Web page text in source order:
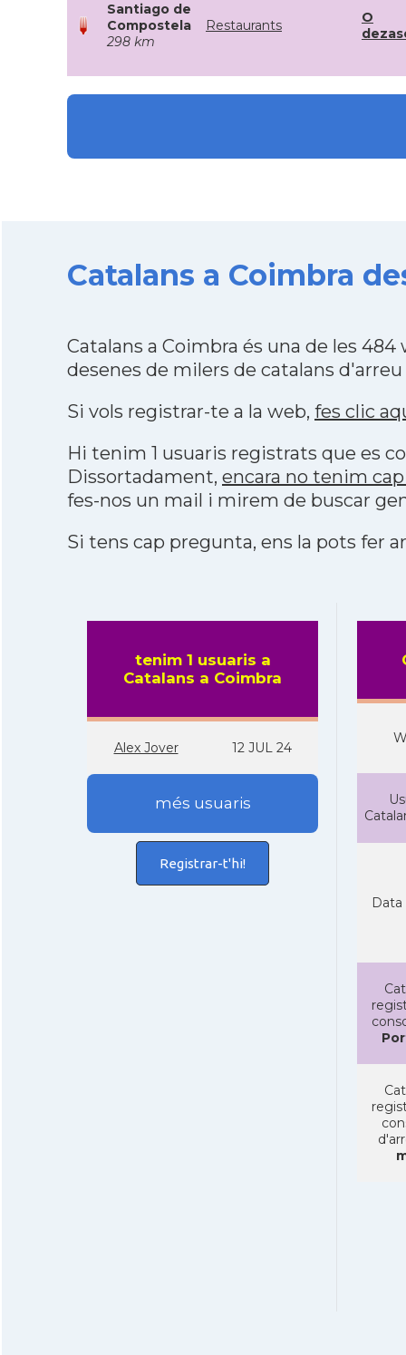
Santiago de
Compostela
298 km
Restaurants
O
Catalans a Coimbra
Catalans a Coimbra és una de les
desenes de milers de catalans
Si vols registrar-te a la web, fes clic
Hi tenim 1 usuaris registrats que es
Dissortadament, encara no tenim
fes-nos un mail i mirem de buscar
Si tens cap pregunta, ens la pots fer
tenim 1 usuaris a
Catalans a Coimbra
Alex Jover 12 JUL 24
més usuaris
Registrar-t'hi!
Data